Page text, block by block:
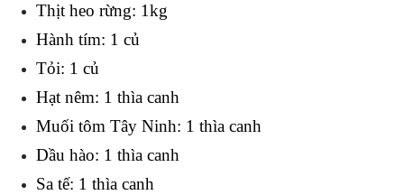
Thịt heo rừng: 1kg
Hành tím: 1 củ
Tỏi: 1 củ
Hạt nêm: 1 thìa canh
Muối tôm Tây Ninh: 1 thìa canh
Dầu hào: 1 thìa canh
Sa tế: 1 thìa canh